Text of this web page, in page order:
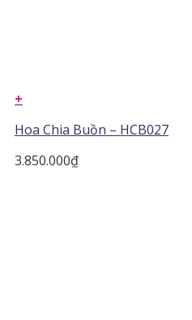
+
Hoa Chia Buồn – HCB027
3.850.000₫